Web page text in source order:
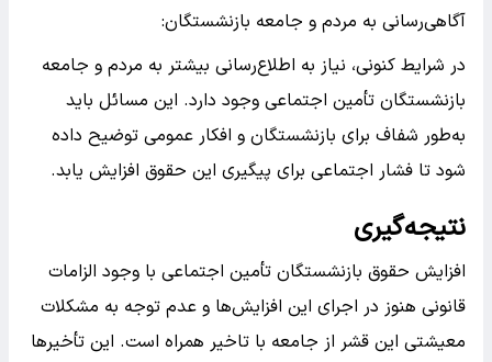
آگاهی‌رسانی به مردم و جامعه بازنشستگان:
در شرایط کنونی، نیاز به اطلاع‌رسانی بیشتر به مردم و جامعه
بازنشستگان تأمین اجتماعی وجود دارد. این مسائل باید
به‌طور شفاف برای بازنشستگان و افکار عمومی توضیح داده
شود تا فشار اجتماعی برای پیگیری این حقوق افزایش یابد.
نتیجه‌گیری
افزایش حقوق بازنشستگان تأمین اجتماعی با وجود الزامات
قانونی هنوز در اجرای این افزایش‌ها و عدم توجه به مشکلات
معیشتی این قشر از جامعه با تاخیر همراه است. این تأخیرها